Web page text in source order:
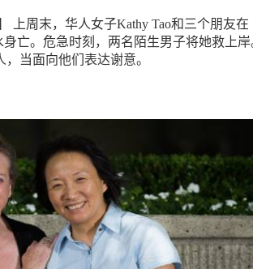
上周末，华人女子Kathy Tao和三个朋友在
亡。危急时刻，两名陌生男子将她救上岸
当面向他们表达谢意。